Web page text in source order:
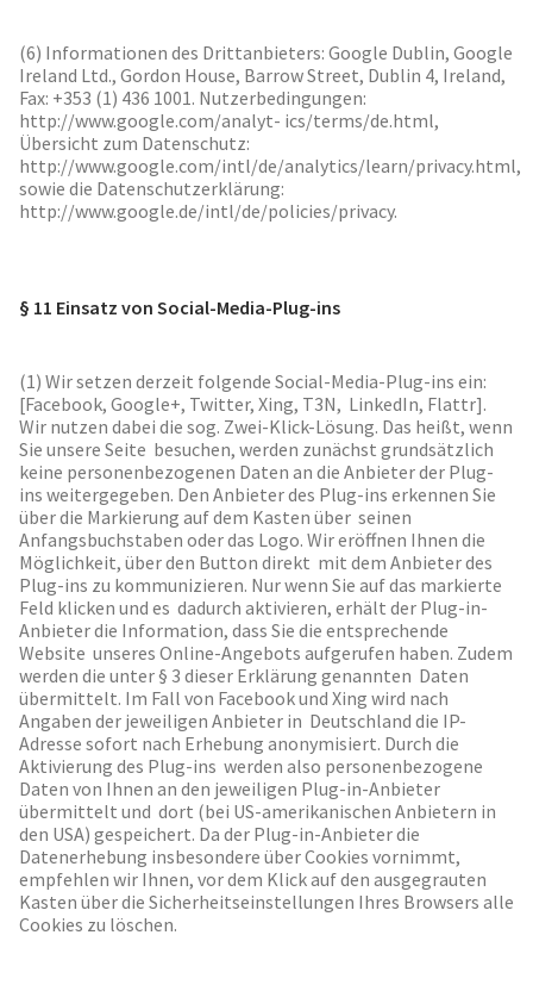
(6) Informationen des Drittanbieters: Google Dublin, Google
Ireland Ltd., Gordon House, Barrow Street, Dublin 4, Ireland,
Fax: +353 (1) 436 1001. Nutzerbedingungen:
http://www.google.com/analyt- ics/terms/de.html,
Übersicht zum Datenschutz:
http://www.google.com/intl/de/analytics/learn/privacy.html,
sowie die Datenschutzerklärung:
http://www.google.de/intl/de/policies/privacy.
§ 11 Einsatz von Social-Media-Plug-ins
(1) Wir setzen derzeit folgende Social-Media-Plug-ins ein:
[Facebook, Google+, Twitter, Xing, T3N, LinkedIn, Flattr].
Wir nutzen dabei die sog. Zwei-Klick-Lösung. Das heißt, wenn
Sie unsere Seite besuchen, werden zunächst grundsätzlich
keine personenbezogenen Daten an die Anbieter der Plug-
ins weitergegeben. Den Anbieter des Plug-ins erkennen Sie
über die Markierung auf dem Kasten über seinen
Anfangsbuchstaben oder das Logo. Wir eröffnen Ihnen die
Möglichkeit, über den Button direkt mit dem Anbieter des
Plug-ins zu kommunizieren. Nur wenn Sie auf das markierte
Feld klicken und es dadurch aktivieren, erhält der Plug-in-
Anbieter die Information, dass Sie die entsprechende
Website unseres Online-Angebots aufgerufen haben. Zudem
werden die unter § 3 dieser Erklärung genannten Daten
übermittelt. Im Fall von Facebook und Xing wird nach
Angaben der jeweiligen Anbieter in Deutschland die IP-
Adresse sofort nach Erhebung anonymisiert. Durch die
Aktivierung des Plug-ins werden also personenbezogene
Daten von Ihnen an den jeweiligen Plug-in-Anbieter
übermittelt und dort (bei US-amerikanischen Anbietern in
den USA) gespeichert. Da der Plug-in-Anbieter die
Datenerhebung insbesondere über Cookies vornimmt,
empfehlen wir Ihnen, vor dem Klick auf den ausgegrauten
Kasten über die Sicherheitseinstellungen Ihres Browsers alle
Cookies zu löschen.